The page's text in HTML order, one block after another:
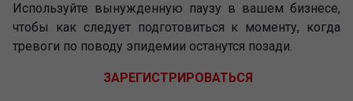
Используйте вынужденную паузу в вашем бизнесе,
чтобы как следует подготовиться к моменту, когда
тревоги по поводу эпидемии останутся позади.
ЗАРЕГИСТРИРОВАТЬСЯ